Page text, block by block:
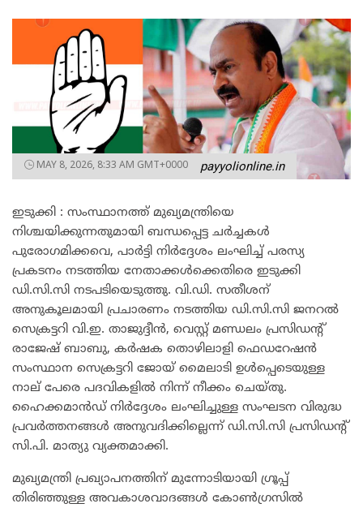
MAY 8, 2026, 8:33 AM GMT+0000 payyolionline.in
ഇടുക്കി : ​സംസ്ഥാനത്ത് മുഖ്യമന്ത്രിയെ
നിശ്ചയിക്കുന്നതുമായി ബന്ധപ്പെട്ട ചർച്ചകൾ
പുരോഗമിക്കവെ, പാർട്ടി നിർദ്ദേശം ലംഘിച്ച് പരസ്യ
പ്രകടനം നടത്തിയ നേതാക്കൾക്കെതിരെ ഇടുക്കി
ഡി.സി.സി നടപടിയെടുത്തു. വി.ഡി. സതീശന്
അനുകൂലമായി പ്രചാരണം നടത്തിയ ഡി.സി.സി ജനറൽ
സെക്രട്ടറി വി.ഇ. താജുദ്ദീൻ, വെസ്റ്റ് മണ്ഡലം പ്രസിഡന്റ്
രാജേഷ് ബാബു, കർഷക തൊഴിലാളി ഫെഡറേഷൻ
സംസ്ഥാന സെക്രട്ടറി ജോയ് മൈലാടി ഉൾപ്പെടെയുള്ള
നാല് പേരെ പദവികളിൽ നിന്ന് നീക്കം ചെയ്തു.
ഹൈക്കമാൻഡ് നിർദ്ദേശം ലംഘിച്ചുള്ള സംഘടന വിരുദ്ധ
പ്രവർത്തനങ്ങൾ അനുവദിക്കില്ലെന്ന് ഡി.സി.സി പ്രസിഡന്റ്
സി.പി. മാത്യു വ്യക്തമാക്കി.
​മുഖ്യമന്ത്രി പ്രഖ്യാപനത്തിന് മുന്നോടിയായി ഗ്രൂപ്പ്
തിരിഞ്ഞുള്ള അവകാശവാദങ്ങൾ കോൺഗ്രസിൽ